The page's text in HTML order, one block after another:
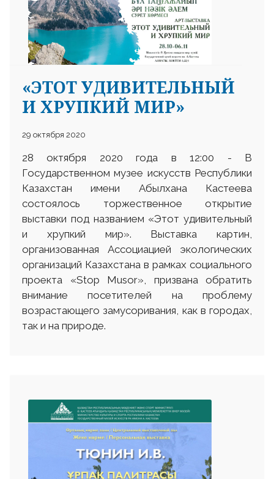
«ЭТОТ УДИВИТЕЛЬНЫЙ
И ХРУПКИЙ МИР»
29 октября 2020
28 октября 2020 года в 12:00 - В
Государственном музее искусств Республики
Казахстан имени Абылхана Кастеева
состоялось торжественное открытие
выставки под названием «Этот удивительный
и хрупкий мир». Выставка картин,
организованная Ассоциацией экологических
организаций Казахстана в рамках социального
проекта «Stop Musor», призвана обратить
внимание посетителей на проблему
возрастающего замусоривания, как в городах,
так и на природе.